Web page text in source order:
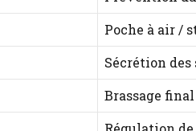
Poche à air /
Sécrétion des
Brassage